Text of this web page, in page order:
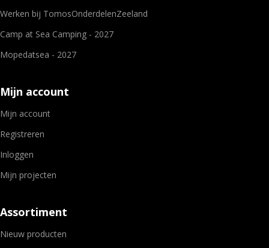
Werken bij TomosOnderdelenZeeland
Camp at Sea Camping - 2027
Mopedatsea - 2027
Mijn account
Mijn account
Registreren
Inloggen
Mijn projecten
Assortiment
Nieuw producten